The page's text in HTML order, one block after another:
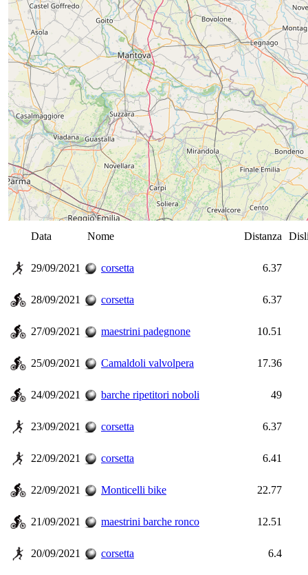
Data Nome Distanza
29/09/2021 corsetta 6.37
28/09/2021 corsetta 6.37
27/09/2021 maestrini padegnone 10.51
25/09/2021 Camaldoli valvolpera 17.36
24/09/2021 barche ripetitori noboli 49
23/09/2021 corsetta 6.37
22/09/2021 corsetta 6.41
22/09/2021 Monticelli bike 22.77
21/09/2021 maestrini barche ronco 12.51
20/09/2021 corsetta 6.4